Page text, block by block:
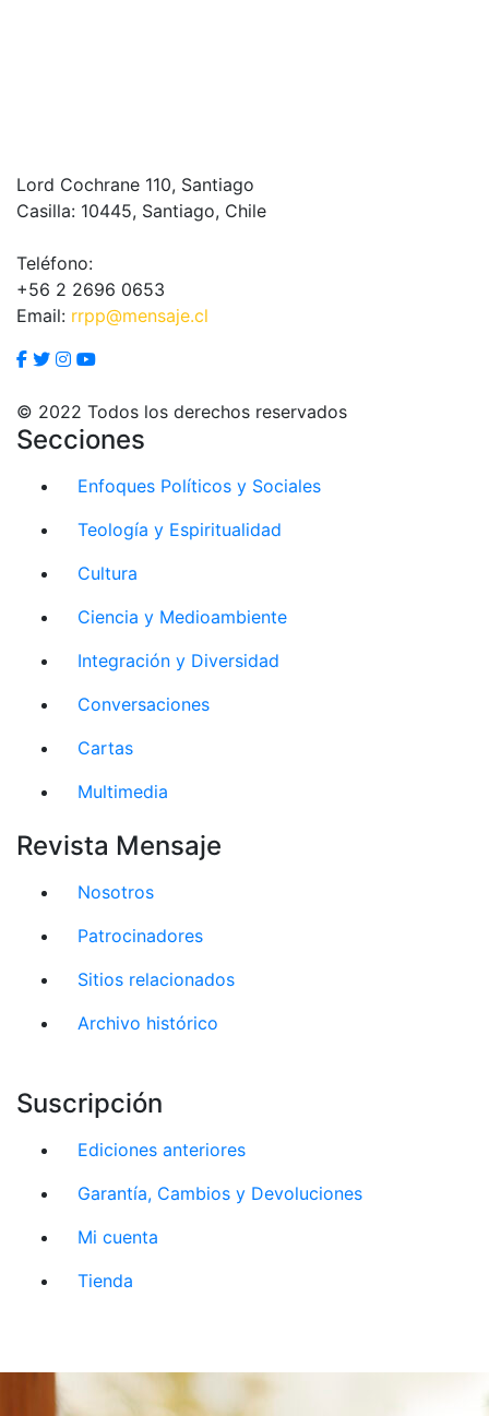
Lord Cochrane 110, Santiago
Casilla: 10445, Santiago, Chile
Teléfono:
+56 2 2696 0653
Email: rrpp@mensaje.cl
© 2022 Todos los derechos reservados
Secciones
Enfoques Políticos y Sociales
Teología y Espiritualidad
Cultura
Ciencia y Medioambiente
Integración y Diversidad
Conversaciones
Cartas
Multimedia
Revista Mensaje
Nosotros
Patrocinadores
Sitios relacionados
Archivo histórico
Suscripción
Ediciones anteriores
Garantía, Cambios y Devoluciones
Mi cuenta
Tienda